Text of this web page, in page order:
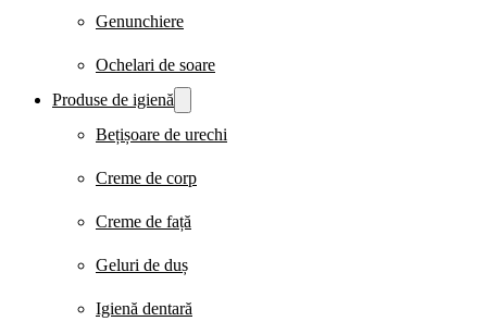
Genunchiere
Ochelari de soare
Produse de igienă
Bețișoare de urechi
Creme de corp
Creme de față
Geluri de duș
Igienă dentară